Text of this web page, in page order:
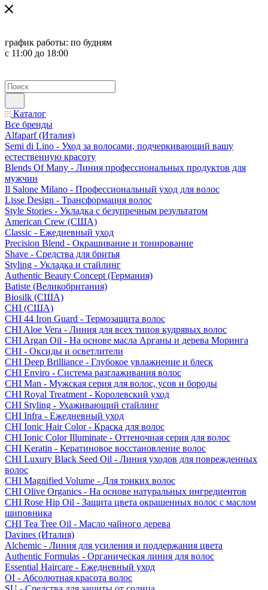
график работы: по будням
с 11:00 до 18:00
Каталог
Все бренды
Alfaparf (Италия)
Semi di Lino - Уход за волосами, подчеркивающий вашу
естественную красоту
Blends Of Many - Линия профессиональных продуктов для
мужчин
Il Salone Milano - Профессиональный уход для волос
Lisse Design - Трансформация волос
Style Stories - Укладка с безупречным результатом
American Crew (США)
Classic - Ежедневный уход
Precision Blend - Окрашивание и тонирование
Shave - Средства для бритья
Styling - Укладка и стайлинг
Authentic Beauty Concept (Германия)
Batiste (Великобритания)
Biosilk (США)
CHI (США)
CHI 44 Iron Guard - Термозащита волос
CHI Aloe Vera - Линия для всех типов кудрявых волос
CHI Argan Oil - На основе масла Арганы и дерева Моринга
CHI - Оксиды и осветлители
CHI Deep Brilliance - Глубокое увлажнение и блеск
CHI Enviro - Система разглаживания волос
CHI Man - Мужская серия для волос, усов и бороды
CHI Royal Treatment - Королевский уход
CHI Styling - Ухаживающий стайлинг
CHI Infra - Ежедневный уход
CHI Ionic Hair Color - Краска для волос
CHI Ionic Color Illuminate - Оттеночная серия для волос
CHI Keratin - Кератиновое восстановление волос
CHI Luxury Black Seed Oil - Линия уходов для поврежденных
волос
CHI Magnified Volume - Для тонких волос
CHI Olive Organics - На основе натуральных ингредиентов
CHI Rose Hip Oil - Защита цвета окрашенных волос с маслом
шиповника
CHI Tea Tree Oil - Масло чайного дерева
Davines (Италия)
Alchemic - Линия для усиления и поддержания цвета
Authentic Formulas - Органическая линия для волос
Essential Haircare - Eжедневный уход
OI - Абсолютная красота волос